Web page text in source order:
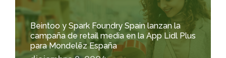
Beintoo y Spark Foundry Spain lanzan la
campaña de retail media en la App Lidl Plus
para Mondelēz España